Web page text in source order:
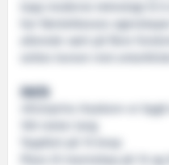
topp moderne teknologi til
har førsteklasses
allerede vært på flere
FAKTA
«Kronprins Haakon» er
Toppfart på 15 knop
Plass til mannskap på 15